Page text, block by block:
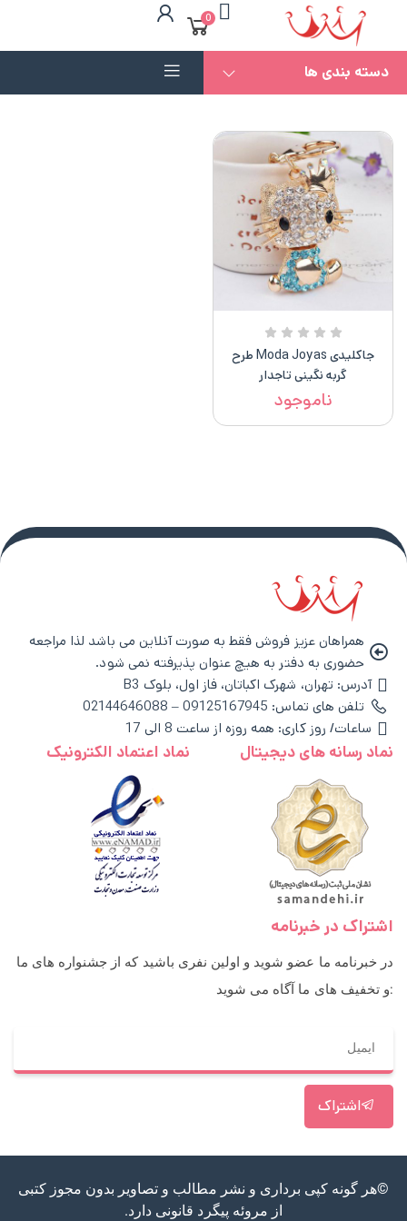
0
دسته بندی ها
جاکلیدی Moda Joyas طرح
گربه نگینی تاجدار
ناموجود
همراهان عزیز فروش فقط به صورت آنلاین می باشد لذا مراجعه
حضوری به دفتر به هیچ عنوان پذیرفته نمی شود.
آدرس: تهران، شهرک اکباتان، فاز اول، بلوک B3
تلفن های تماس: 09125167945 – 02144646088
ساعات/ روز کاری: همه روزه از ساعت 8 الی 17
نماد رسانه های دیجیتال نماد اعتماد الکترونیک
اشتراک در خبرنامه
در خبرنامه ما عضو شوید و اولین نفری باشید که از جشنواره های ما
و تخفیف های ما آگاه می شوید:
اشتراک
©هر گونه کپی برداری و نشر مطالب و تصاویر بدون مجوز کتبی
از مروئه پیگرد قانونی دارد.